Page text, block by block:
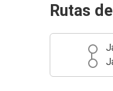
Rutas